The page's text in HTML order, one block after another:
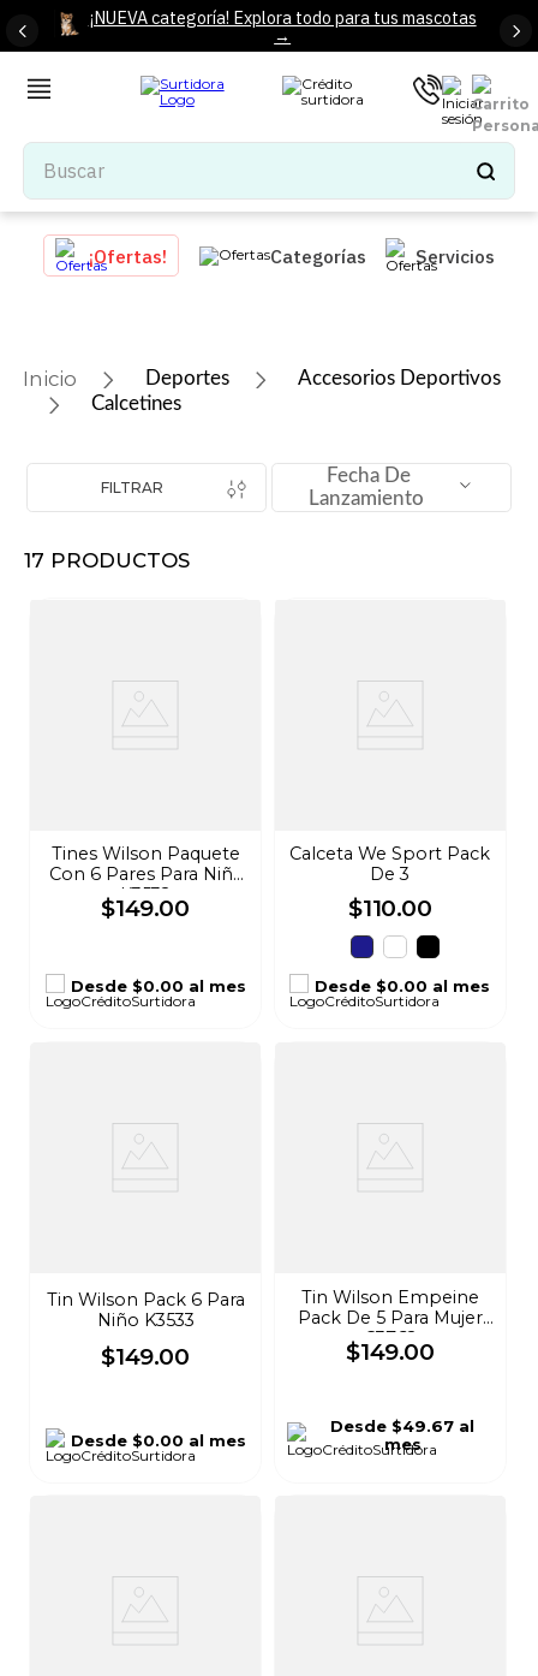
¡NUEVA categoría! Explora todo para tus mascotas
→
Buscar
TÉRMINOS MÁS BUSCADOS
1.
tenis mujer
iphone
colchones
8
audifonos
¡Ofertas! Categorías Servicios
Deportes
Accesorios Deportivos
Calcetines
FILTRAR
Fecha De
Lanzamiento
17 PRODUCTOS
Tines Wilson Paquete
Con 6 Pares Para Niña
K3532
$149.00
Desde$0.00 al mes
Calceta We Sport Pack
De 3
$110.00
Desde $0.00 al mes
Tin Wilson Pack 6 Para
Niño K3533
$149.00
Desde$0.00 al mes
Tin Wilson Empeine
Pack De 5 Para Mujer
C3762
$149.00
Desde $49.67 al
mes